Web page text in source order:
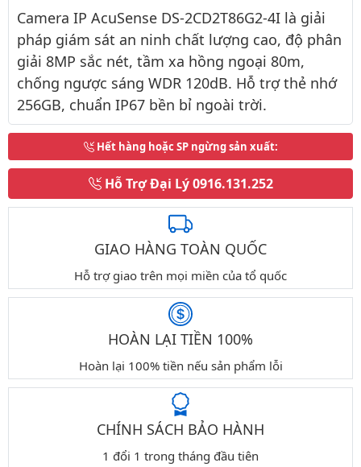
Camera IP AcuSense DS-2CD2T86G2-4I là giải
pháp giám sát an ninh chất lượng cao, độ phân
giải 8MP sắc nét, tầm xa hồng ngoại 80m,
chống ngược sáng WDR 120dB. Hỗ trợ thẻ nhớ
256GB, chuẩn IP67 bền bỉ ngoài trời.
Hết hàng hoặc SP ngừng sản xuất:
Hỗ Trợ Đại Lý0916.131.252
GIAO HÀNG TOÀN QUỐC
Hỗ trợ giao trên mọi miền của tổ quốc
HOÀN LẠI TIỀN 100%
Hoàn lại 100% tiền nếu sản phẩm lỗi
CHÍNH SÁCH BẢO HÀNH
1 đổi 1 trong tháng đầu tiên